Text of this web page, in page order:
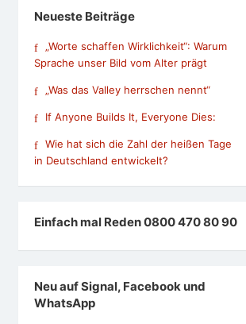
Neueste Beiträge
„Worte schaffen Wirklichkeit“: Warum
Sprache unser Bild vom Alter prägt
„Was das Valley herrschen nennt“
If Anyone Builds It, Everyone Dies:
Wie hat sich die Zahl der heißen Tage
in Deutschland entwickelt?
Einfach mal Reden 0800 470 80 90
Neu auf Signal, Facebook und
WhatsApp